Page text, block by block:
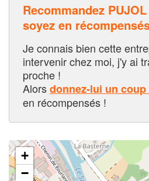
Recommandez
soyez en
Je connais bien cette
intervenir chez moi, j'y ai
proche !
Alorsdonnez-lui un coup
en récompensés !
+
−